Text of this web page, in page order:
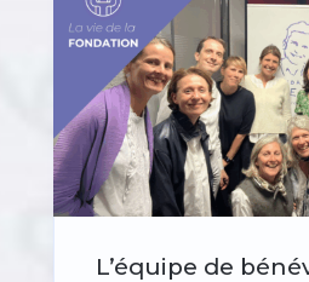
L’équipe de